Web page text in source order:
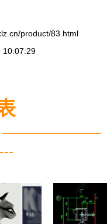
product/83.html
10:07:29